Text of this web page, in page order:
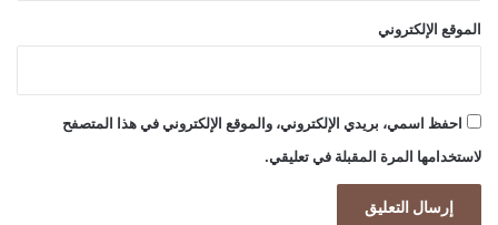
الموقع الإلكتروني
احفظ اسمي، بريدي الإلكتروني، والموقع الإلكتروني في هذا المتصفح
لاستخدامها المرة المقبلة في تعليقي.